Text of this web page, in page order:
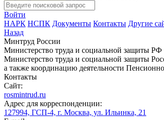
Войти
НАРК НСПК Документы Контакты Другие
Назад
Минтруд России
Министерство труда и социальной защиты РФ
Министерство труда и социальной защиты
а также координацию деятельности
Контакты
Сайт:
rosmintrud.ru
Адрес для корреспонденции:
127994, ГСП-4, г. Москва, ул. Ильинка, 21